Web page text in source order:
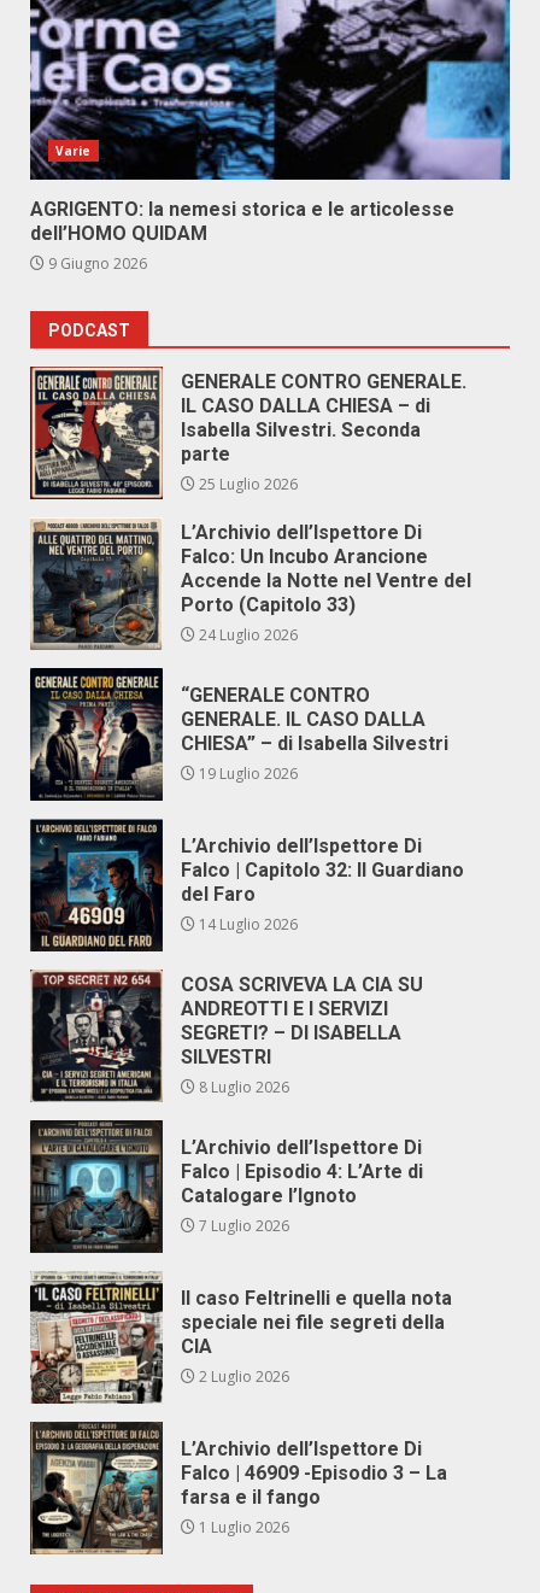
Varie
AGRIGENTO: la nemesi storica e le articolesse
dell’HOMO QUIDAM
9 Giugno 2026
PODCAST
GENERALE CONTRO GENERALE.
IL CASO DALLA CHIESA – di
Isabella Silvestri. Seconda
parte
25 Luglio 2026
L’Archivio dell’Ispettore Di
Falco: Un Incubo Arancione
Accende la Notte nel Ventre del
Porto (Capitolo 33)
24 Luglio 2026
“GENERALE CONTRO
GENERALE. IL CASO DALLA
CHIESA” – di Isabella Silvestri
19 Luglio 2026
L’Archivio dell’Ispettore Di
Falco | Capitolo 32: Il Guardiano
del Faro
14 Luglio 2026
COSA SCRIVEVA LA CIA SU
ANDREOTTI E I SERVIZI
SEGRETI? – DI ISABELLA
SILVESTRI
8 Luglio 2026
L’Archivio dell’Ispettore Di
Falco | Episodio 4: L’Arte di
Catalogare l’Ignoto
7 Luglio 2026
Il caso Feltrinelli e quella nota
speciale nei file segreti della
CIA
2 Luglio 2026
L’Archivio dell’Ispettore Di
Falco | 46909 -Episodio 3 – La
farsa e il fango
1 Luglio 2026